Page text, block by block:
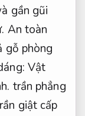
gần gũi
An toàn
gỗ phòng
Vật
trần phẳng
giật cấp